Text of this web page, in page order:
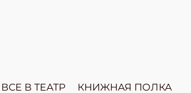
ВСЕ В ТЕАТР КНИЖНАЯ ПОЛКА